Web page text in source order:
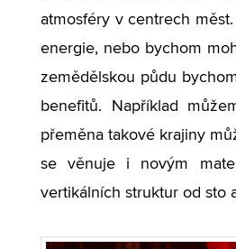
atmosféry v centrech
energie, nebo bychom
zemědělskou půdu
benefitů. Například
přeměna takové krajiny
se věnuje i novým
vertikálních struktur od sto